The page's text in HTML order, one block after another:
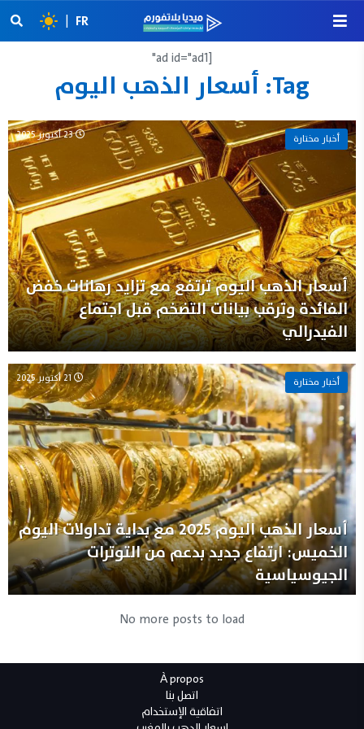
FR
|
[ad id="ad1"
Tag: أسعار الذهب اليوم
أخبار مختارة
أسعار الذهب اليوم ترتفع مع تزايد رهانات خفض
الفائدة وترقب بيانات التضخم قبل اجتماع
الفيدرالي
23 أكتوبر 2025
أخبار مختارة
أسعار الذهب اليوم 2025 مع بداية تداولات اليوم
الخميس: ارتفاع جديد بدعم من التوترات
الجيوسياسية
21 أكتوبر 2025
No more posts to load
À propos
اتصل بنا
اتفاقية الإستخدام